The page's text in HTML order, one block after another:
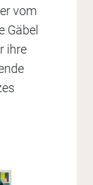
vom
Gäbel
ihre